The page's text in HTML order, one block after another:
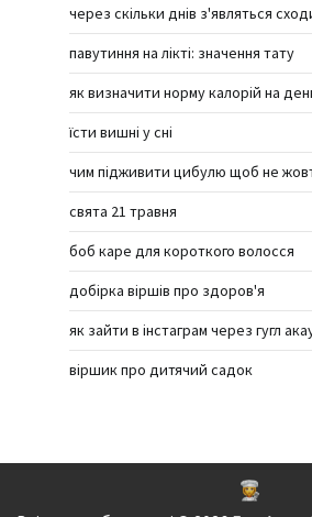
через скільки днів з'являться
павутиння на лікті: значення тату
як визначити норму калорій на
їсти вишні у сні
чим підживити цибулю щоб не
свята 21 травня
боб каре для короткого волосся
добірка віршів про здоров'я
як зайти в інстаграм через гугл
віршик про дитячий садок